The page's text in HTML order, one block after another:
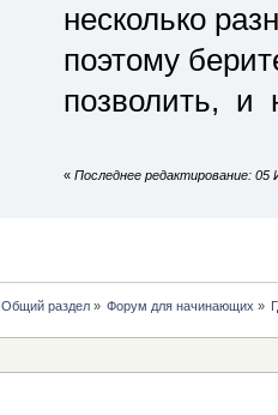
несколько
поэтому
позволить, и
« Последнее редактирование: 05
Общий раздел» Форум для начинающих »